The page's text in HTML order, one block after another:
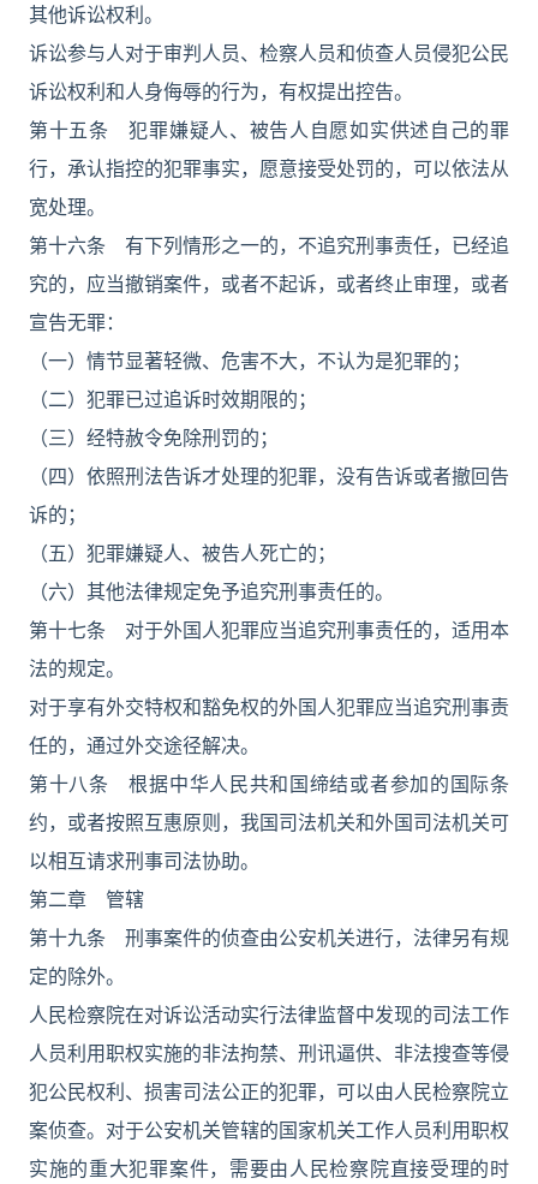
其他诉讼权利。
诉讼参与人对于审判人员、检察人员和侦查人员侵犯公民
诉讼权利和人身侮辱的行为，有权提出控告。
第十五条 犯罪嫌疑人、被告人自愿如实供述自己的罪
行，承认指控的犯罪事实，愿意接受处罚的，可以依法从
宽处理。
第十六条 有下列情形之一的，不追究刑事责任，已经追
究的，应当撤销案件，或者不起诉，或者终止审理，或者
宣告无罪：
（一）情节显著轻微、危害不大，不认为是犯罪的；
（二）犯罪已过追诉时效期限的；
（三）经特赦令免除刑罚的；
（四）依照刑法告诉才处理的犯罪，没有告诉或者撤回告
诉的；
（五）犯罪嫌疑人、被告人死亡的；
（六）其他法律规定免予追究刑事责任的。
第十七条 对于外国人犯罪应当追究刑事责任的，适用本
法的规定。
对于享有外交特权和豁免权的外国人犯罪应当追究刑事责
任的，通过外交途径解决。
第十八条 根据中华人民共和国缔结或者参加的国际条
约，或者按照互惠原则，我国司法机关和外国司法机关可
以相互请求刑事司法协助。
第二章 管辖
第十九条 刑事案件的侦查由公安机关进行，法律另有规
定的除外。
人民检察院在对诉讼活动实行法律监督中发现的司法工作
人员利用职权实施的非法拘禁、刑讯逼供、非法搜查等侵
犯公民权利、损害司法公正的犯罪，可以由人民检察院立
案侦查。对于公安机关管辖的国家机关工作人员利用职权
实施的重大犯罪案件，需要由人民检察院直接受理的时